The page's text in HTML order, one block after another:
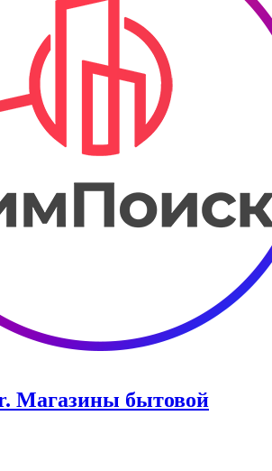
Магазины бытовой